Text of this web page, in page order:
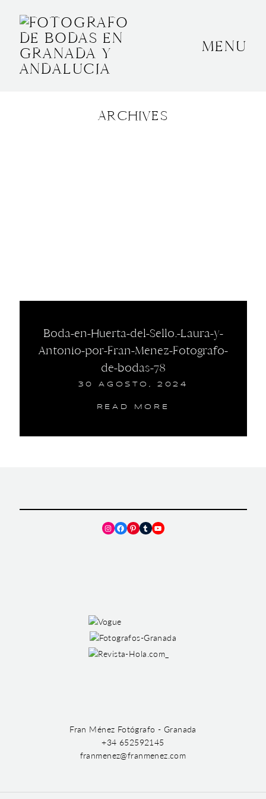
MENU
ARCHIVES
Boda-en-Huerta-del-Sello.-Laura-y-
Antonio-por-Fran-Menez-Fotografo-
de-bodas-78
30 AGOSTO, 2024
READ MORE
BODAS
Instagram
Facebook
Pinterest
TumblrYouTube
Fran Ménez Fotógrafo - Granada
+34 652592145
franmenez@franmenez.com